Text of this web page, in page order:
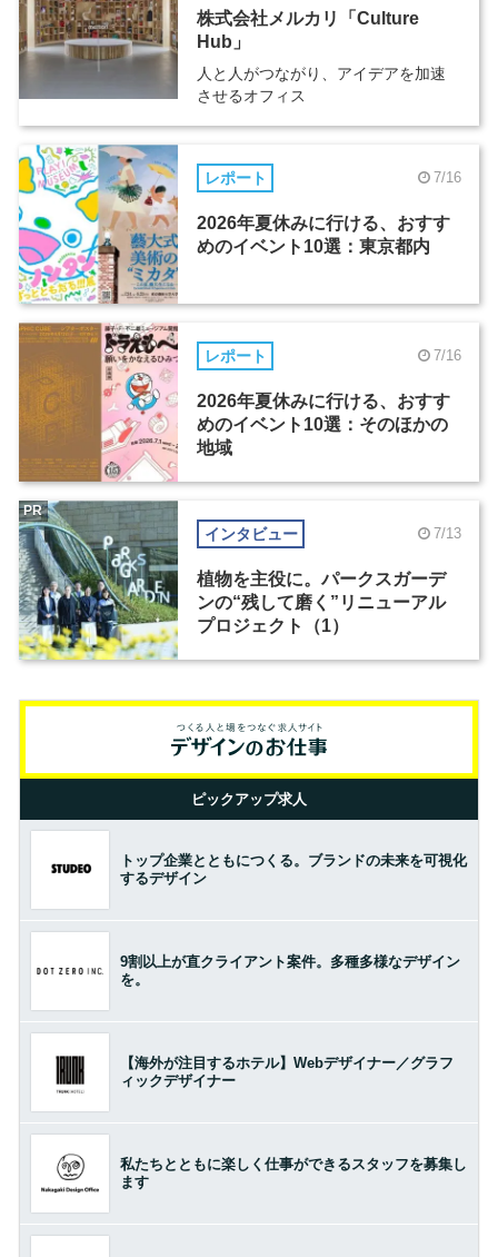
株式会社メルカリ「Culture
Hub」
人と人がつながり、アイデアを加速
させるオフィス
レポート 7/16
2026年夏休みに行ける、おすす
めのイベント10選：東京都内
レポート 7/16
2026年夏休みに行ける、おすす
めのイベント10選：そのほかの
地域
インタビュー 7/13
植物を主役に。パークスガーデ
ンの“残して磨く”リニューアル
プロジェクト（1）
PR
ピックアップ求人
トップ企業とともにつくる。ブランドの未来を可視化
するデザイン
9割以上が直クライアント案件。多種多様なデザイン
を。
【海外が注目するホテル】Webデザイナー／グラフ
ィックデザイナー
私たちとともに楽しく仕事ができるスタッフを募集し
ます